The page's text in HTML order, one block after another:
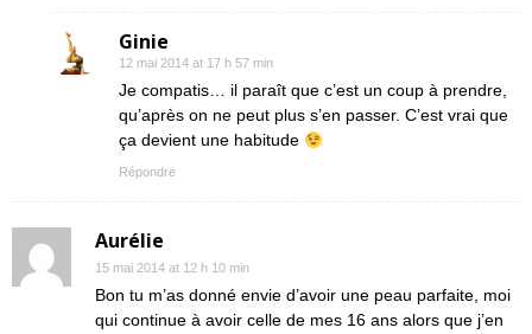
Ginie
12 mai 2014 at 17 h 57 min
Je compatis… il paraît que c’est un coup à prendre,
qu’après on ne peut plus s’en passer. C’est vrai que
ça devient une habitude
Répondre
Aurélie
15 mai 2014 at 12 h 10 min
Bon tu m’as donné envie d’avoir une peau parfaite, moi
qui continue à avoir celle de mes 16 ans alors que j’en